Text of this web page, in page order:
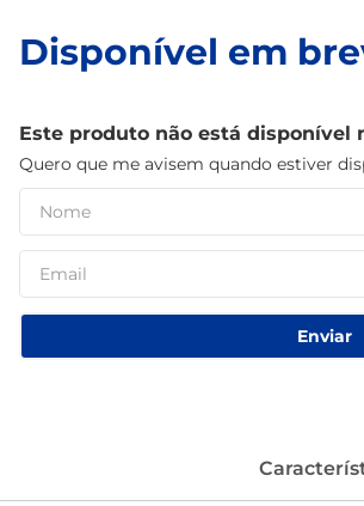
Disponível em
Este produto não está disponível
Quero que me avisem quando estiver
Enviar